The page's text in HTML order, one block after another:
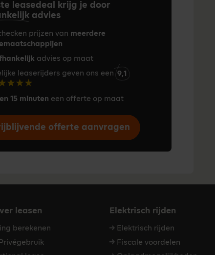
leasedeal krijg je door
advies
prijzen van meerdere
advies op maat
leaserijders geven ons een 9,1
15 minuten een offerte op maat
offerte aanvragen
leasen
berekenen
Elektrisch rijden
Elektrisch rijden
Fiscale voordelen